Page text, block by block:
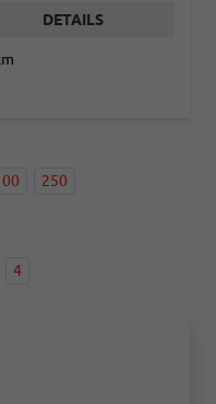
DETAILS
250
4